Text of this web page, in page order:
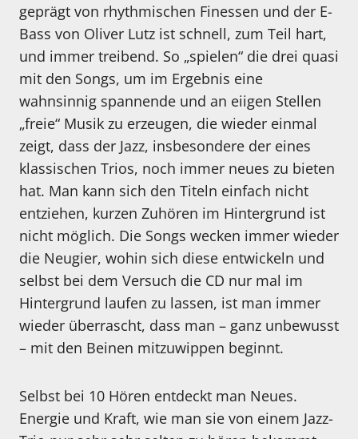
geprägt von rhythmischen Finessen und der E-
Bass von Oliver Lutz ist schnell, zum Teil hart,
und immer treibend. So „spielen“ die drei quasi
mit den Songs, um im Ergebnis eine
wahnsinnig spannende und an eiigen Stellen
„freie“ Musik zu erzeugen, die wieder einmal
zeigt, dass der Jazz, insbesondere der eines
klassischen Trios, noch immer neues zu bieten
hat. Man kann sich den Titeln einfach nicht
entziehen, kurzen Zuhören im Hintergrund ist
nicht möglich. Die Songs wecken immer wieder
die Neugier, wohin sich diese entwickeln und
selbst bei dem Versuch die CD nur mal im
Hintergrund laufen zu lassen, ist man immer
wieder überrascht, dass man – ganz unbewusst
– mit den Beinen mitzuwippen beginnt.
Selbst bei 10 Hören entdeckt man Neues.
Energie und Kraft, wie man sie von einem Jazz-